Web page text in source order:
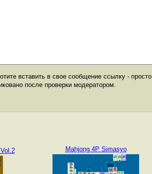
вставить в свое сообщение ссылку - просто
после проверки модератором.
Mahjong 4P Simasyo